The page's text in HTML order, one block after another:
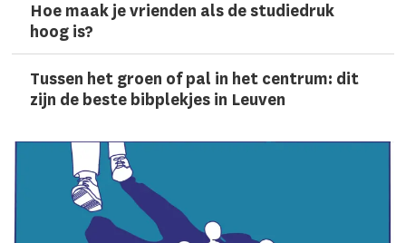
Hoe maak je vrienden als de studiedruk
hoog is?
Tussen het groen of pal in het centrum: dit
zijn de beste bibplekjes in Leuven